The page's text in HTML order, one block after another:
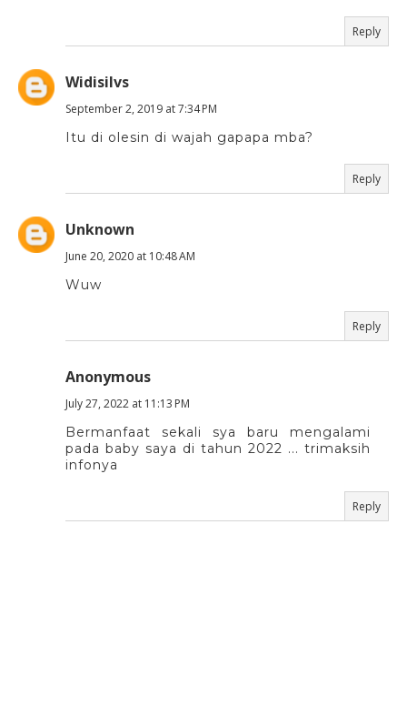
Reply
Widisilvs
September 2, 2019 at 7:34 PM
Itu di olesin di wajah gapapa mba?
Reply
Unknown
June 20, 2020 at 10:48 AM
Wuw
Reply
Anonymous
July 27, 2022 at 11:13 PM
Bermanfaat sekali sya baru mengalami
pada baby saya di tahun 2022 ... trimaksih
infonya
Reply